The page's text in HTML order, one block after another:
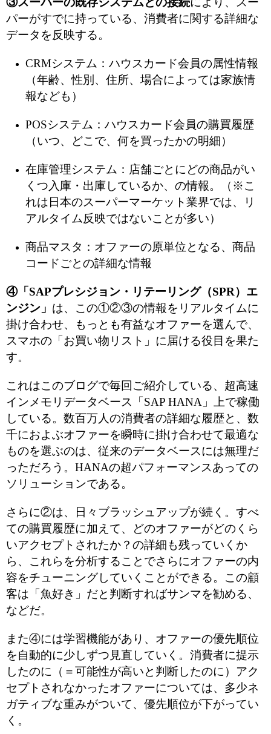
パーがすでに持っている、消費者に関する詳細な
データを反映する。
CRMシステム：ハウスカード会員の属性情報
（年齢、性別、住所、場合によっては家族情
報なども）
POSシステム：ハウスカード会員の購買履歴
（いつ、どこで、何を買ったかの明細）
在庫管理システム：店舗ごとにどの商品がい
くつ入庫・出庫しているか、の情報。（※こ
れは日本のスーパーマーケット業界では、リ
アルタイム反映ではないことが多い）
商品マスタ：オファーの原単位となる、商品
コードごとの詳細な情報
④「SAPプレシジョン・リテーリング（SPR）エ
ンジン」 は、この①②③の情報をリアルタイムに
掛け合わせ、もっとも有益なオファーを選んで、
スマホの「お買い物リスト」に届ける役目を果た
す。
これはこのブログで毎回ご紹介している、超高速
インメモリデータベース「SAP HANA」上で稼働
している。数百万人の消費者の詳細な履歴と、数
千におよぶオファーを瞬時に掛け合わせて最適な
ものを選ぶのは、従来のデータベースには無理だ
っただろう。HANAの超パフォーマンスあっての
ソリューションである。
さらに②は、日々ブラッシュアップが続く。すべ
ての購買履歴に加えて、どのオファーがどのくら
いアクセプトされたか？の詳細も残っていくか
ら、これらを分析することでさらにオファーの内
容をチューニングしていくことができる。この顧
客は「魚好き」だと判断すればサンマを勧める、
などだ。
また④には学習機能があり、オファーの優先順位
を自動的に少しずつ見直していく。消費者に提示
したのに（＝可能性が高いと判断したのに）アク
セプトされなかったオファーについては、多少ネ
ガティブな重みがついて、優先順位が下がってい
く。